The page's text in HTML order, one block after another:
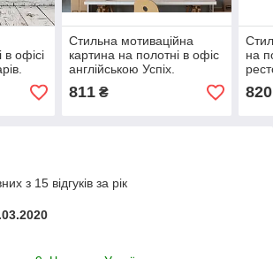
в офісі
Стильна мотиваційна
картина на полотні в офіс
англійською Успіх.
811₴
на
820
з 15 відгуків за рік